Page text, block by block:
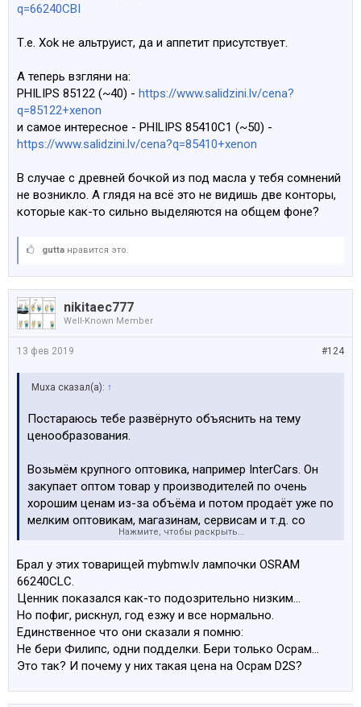
q=66240CBI
Т.е. Xok не альтруист, да и аппетит присутствует.
А теперь взгляни на:
PHILIPS 85122 (~40) - https://www.salidzini.lv/cena?
q=85122+xenon
и самое интересное - PHILIPS 85410C1 (~50) -
https://www.salidzini.lv/cena?q=85410+xenon
В случае с древней бочкой из под масла у тебя сомнений
не возникло. А глядя на всё это не видишь две конторы,
которые как-то сильно выделяются на общем фоне?
gutta нравится это.
nikitaec777
Well-Known Member
#124
13 фев 2019
Muxa сказал(а): ↑
Постараюсь тебе развёрнуто объяснить на тему
ценообразования.
Возьмём крупного оптовика, например InterCars. Он
закупает оптом товар у производителей по очень
хорошим ценам из-за объёма и потом продаёт уже по
мелким оптовикам, магазинам, сервисам и т.д. со
своей наценкой. Поскольку обороты достигают
утверждать, что их оптовые цены +/- те, ниже
которых продавать что-либо не имеет никакого
смысла.
Берём OSRAM 66240CLC (оптовая цена ~20) -
https://www.salidzini.lv/cena?q=66240CLC(SALE!
)
OSRAM 66240CBI (~35) -https://www.salidzini.lv/cena?
q=66240CBI
Нажмите, чтобы раскрыть...
Брал у этих товарищей mybmw.lv лампочки OSRAM
66240CLC.
Ценник показался как-то подозрительно низким...
Но пофиг, рискнул, год езжу и все нормально.
Единственное что они сказали я помню:
Не бери Филипс, одни подделки. Бери только Осрам...
Это так? И почему у них такая цена на Осрам D2S?